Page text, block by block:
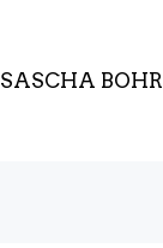
SASCHA BOHR